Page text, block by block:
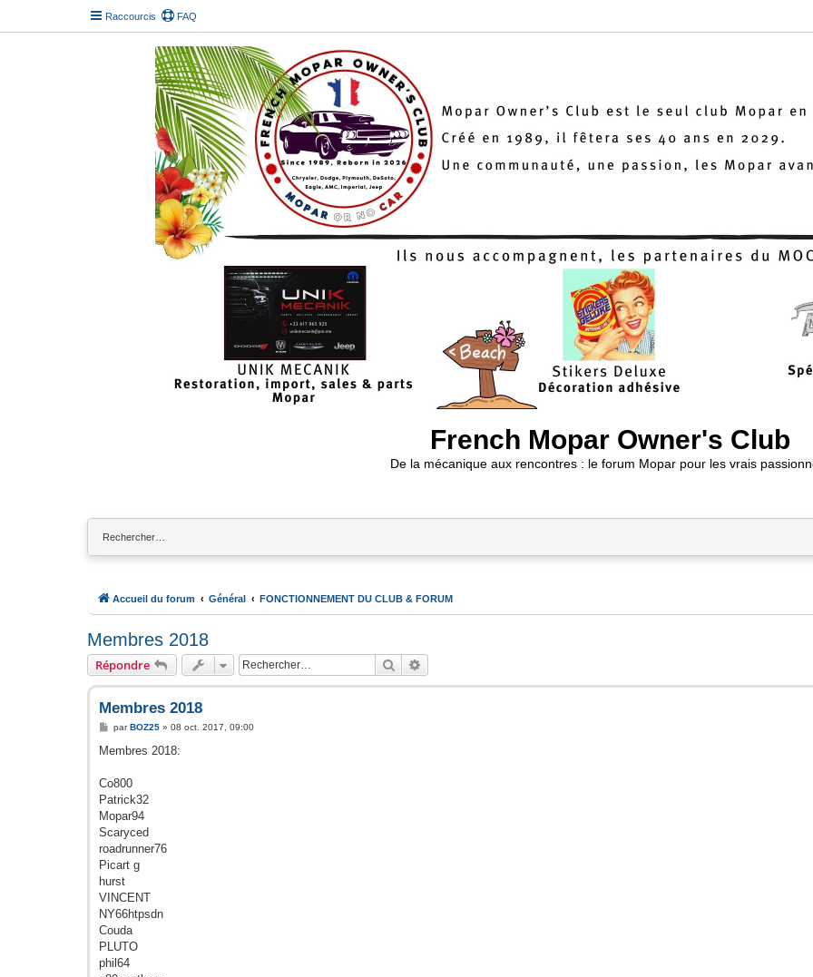
Raccourcis FAQ
French Mopar Owner's Club
De la mécanique aux rencontres : le forum Mopar pour les vrais
Accueil du forum Général FONCTIONNEMENT DU CLUB & FORUM
Membres 2018
Répondre Rechercher
Membres 2018
M
s
g
parBOZ25» 08 oct. 2017, 09:00
Membres 2018:
Co800
Patrick32
Mopar94
Scaryced
roadrunner76
Picart g
hurst
VINCENT
NY66htpsdn
Couda
PLUTO
phil64